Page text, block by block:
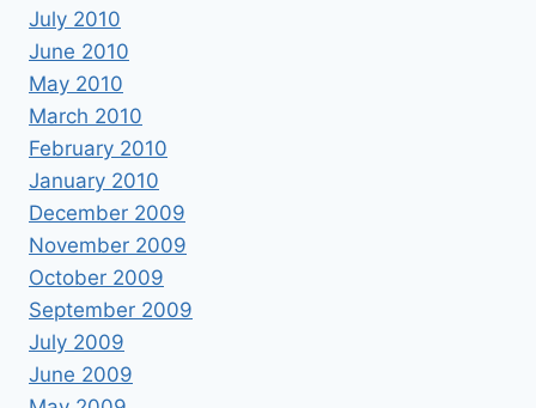
July 2010
June 2010
May 2010
March 2010
February 2010
January 2010
December 2009
November 2009
October 2009
September 2009
July 2009
June 2009